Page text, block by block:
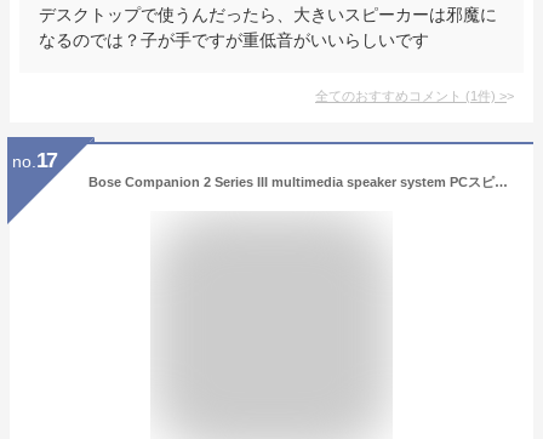
デスクトップで使うんだったら、大きいスピーカーは邪魔に
なるのでは？子が手ですが重低音がいいらしいです
全てのおすすめコメント (1件) >
no. 17
Bose Companion 2 Series III multimedia speaker system PCスピーカー 19 cm(H) x 8 cm(W) x 右:15 cm 左:14.5 cm(D)